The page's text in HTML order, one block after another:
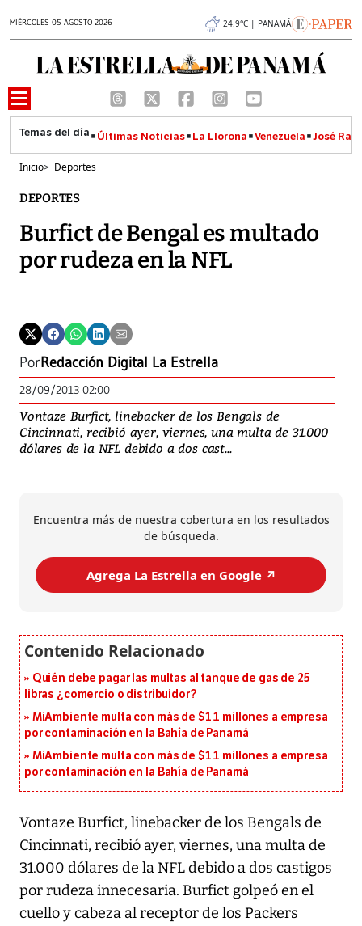
MIÉRCOLES 05 AGOSTO 2026 24.9°C | PANAMÁ
Últimas Noticias La Llorona Venezuela José
Inicio> Deportes
DEPORTES
Burfict de Bengal es multado
por rudeza en la NFL
PorRedacción Digital La Estrella
28/09/2013 02:00
Vontaze Burfict, linebacker de los Bengals de
Cincinnati, recibió ayer, viernes, una multa de 31.000
dólares de la NFL debido a dos cast...
Encuentra más de nuestra cobertura en los resultados
de búsqueda.
Agrega La Estrella en Google ↗️
Quién debe pagar las multas al tanque de gas de 25
libras ¿comercio o distribuidor?
MiAmbiente multa con más de $1.1 millones a empresa
por contaminación en la Bahía de Panamá
MiAmbiente multa con más de $1.1 millones a empresa
por contaminación en la Bahía de Panamá
Vontaze Burfict, linebacker de los Bengals de
Cincinnati, recibió ayer, viernes, una multa de
31.000 dólares de la NFL debido a dos castigos
por rudeza innecesaria. Burfict golpeó en el
cuello y cabeza al receptor de los Packers